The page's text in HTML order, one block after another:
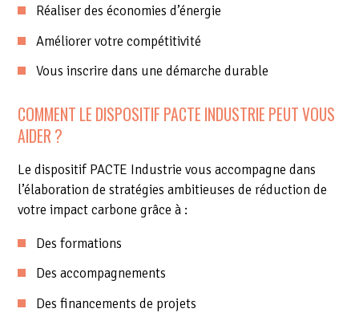
Réaliser des économies d’énergie
Améliorer votre compétitivité
Vous inscrire dans une démarche durable
COMMENT LE DISPOSITIF PACTE INDUSTRIE PEUT VOUS
AIDER ?
Le dispositif PACTE Industrie vous accompagne dans
l’élaboration de stratégies ambitieuses de réduction de
votre impact carbone grâce à :
Des formations
Des accompagnements
Des financements de projets